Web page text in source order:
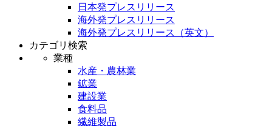
日本発プレスリリース
海外発プレスリリース
海外発プレスリリース（英文）
カテゴリ検索
業種
水産・農林業
鉱業
建設業
食料品
繊維製品